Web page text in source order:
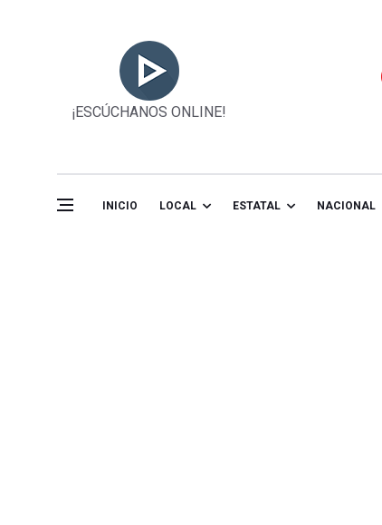
¡ESCÚCHANOS ONLINE!
INICIO LOCAL ESTATAL NACIONAL